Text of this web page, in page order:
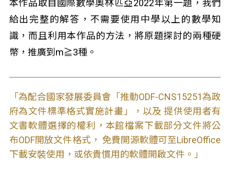
本作品取自國際數學奧林匹亞2022年第一題，我們
給出完整的解答，不需要使用中學以上的數學知
識，而且利用本作品的方法，將原題探討的兩種硬
幣，推廣到m≧3種。
「為配合國家發展委員會「推動ODF-CNS15251為政
府為文件標準格式實施計畫」，以及 提供使用者有
文書軟體選擇的權利，本館檔案下載部分文件將公
布ODF開放文件格式， 免費開源軟體可至LibreOffice
下載安裝使用，或依貴慣用的軟體開啟文件。」